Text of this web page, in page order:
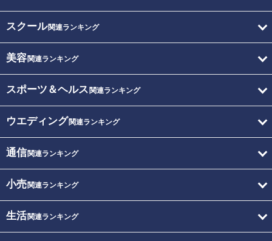
スクール関連ランキング
美容関連ランキング
スポーツ＆ヘルス 関連ランキング
ウエディング関連ランキング
通信関連ランキング
小売関連ランキング
生活関連ランキング